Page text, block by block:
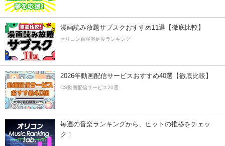
漫画読み放題サブスクおすすめ11選【徹底比較】
オリコン顧客満足度ランキング
2026年動画配信サービスおすすめ40選【徹底比較】
CS動画配信サービス20選
毎週の音楽ランキングから、ヒットの推移をチェッ
ク！